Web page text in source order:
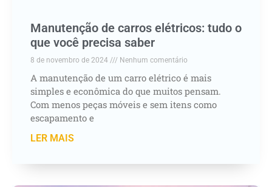
Manutenção de carros elétricos: tudo o
que você precisa saber
8 de novembro de 2024 Nenhum comentário
A manutenção de um carro elétrico é mais
simples e econômica do que muitos pensam.
Com menos peças móveis e sem itens como
escapamento e
LER MAIS